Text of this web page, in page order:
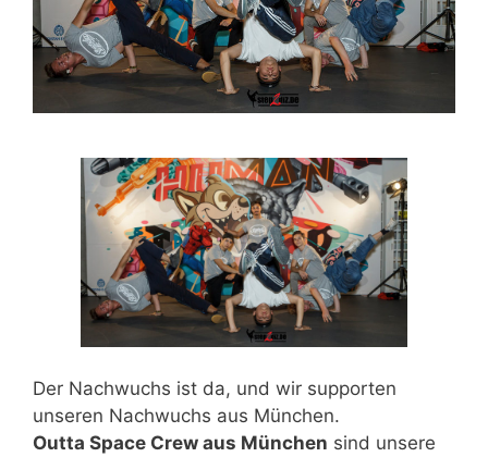
Der Nachwuchs ist da, und wir supporten
unseren Nachwuchs aus München.
Outta Space Crew aus München sind unsere